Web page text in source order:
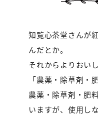
知覧心茶堂さんが
んだとか。
それからよりおい
「農薬・除草剤・
農薬・除草剤・肥
いますが、使用し